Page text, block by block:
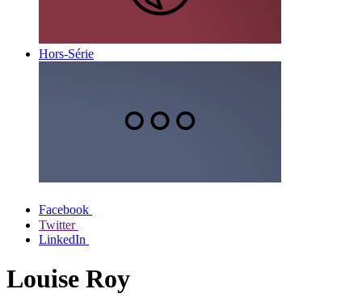
Hors-Série
Facebook
Twitter
LinkedIn
Louise Roy